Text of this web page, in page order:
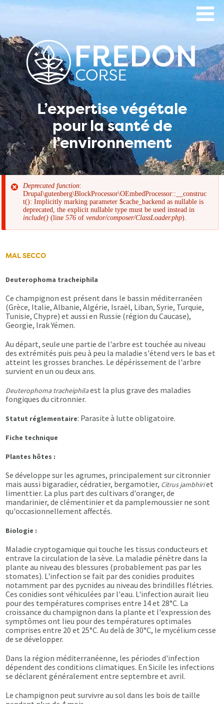
Aller
L’expertise végétale
pour la santé de
l’environnement
Message
d'erreur
Deprecated function:
Drupal\gutenberg\BlockProcessor\OEmbedProcessor::__construc
t(): Implicitly marking parameter $cache_backend as nullable is
deprecated, the explicit nullable type must be used instead in
include() (line576 ofvendor/composer/ClassLoader.php).
MAL SECCO
Deuterophoma tracheiphila
Ce champignon est présent dans le bassin méditerranéen
(Grèce, Italie, Albanie, Algérie, Israël, Liban, Syrie, Turquie,
Tunisie, Chypre) et aussi en Russie (région du Caucase),
Georgie, Irak Yémen.
Au départ, seule une partie de l'arbre est touchée au niveau
des extrémités puis peu à peu la maladie s'étend vers le bas et
atteint les grosses branches. Le dépérissement de l'arbre
survient en un ou deux ans.
Deuterophoma tracheiphilaest la plus grave des maladies
fongiques du citronnier.
Statut réglementaire: Parasite à lutte obligatoire.
Fiche technique
Plantes hôtes :
Se développe sur les agrumes, principalement sur citronnier
mais aussi bigaradier, cédratier, bergamotier, Citrus jambhiriet
limenttier. La plus part des cultivars d'oranger, de
mandarinier, de clémentinier et da pamplemoussier ne sont
qu'occasionnellement affectés.
Biologie :
Maladie cryptogamique qui touche les tissus conducteurs et
entrave la circulation de la sève. La maladie pénètre dans la
plante au niveau des blessures (probablement pas par les
stomates). L'infection se fait par des conidies produites
notamment par des pycnides au niveau des brindilles flétries.
Ces conidies sont véhiculées par l'eau. L'infection aurait lieu
pour des températures comprises entre 14 et 28°C. La
croissance du champignon dans la plante et l'expression des
symptômes ont lieu pour des températures optimales
comprises entre 20 et 25°C. Au delà de 30°C, le mycélium cesse
de se développer.
Dans la région méditerranéenne, les périodes d'infection
dépendent des conditions climatiques. En Sicile les infections
se déclarent généralement entre septembre et avril.
Le champignon peut survivre au sol dans les bois de taille